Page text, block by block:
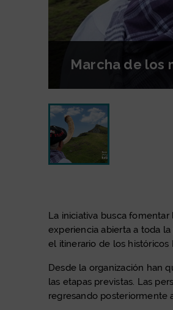
Marcha de los
La iniciativa busca
experiencia abierta a toda
el itinerario de los históricos
Desde la organización han
las etapas previstas. Las
regresando posteriormente